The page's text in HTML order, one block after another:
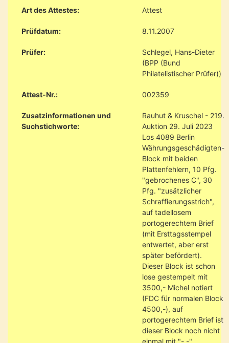
Art des Attestes: Attest
Prüfdatum: 8.11.2007
Prüfer:
Schlegel, Hans-Dieter
(BPP (Bund
Philatelistischer Prüfer))
Attest-Nr.: 002359
Zusatzinformationen und
Suchstichworte:
Rauhut & Kruschel - 219.
Auktion 29. Juli 2023
Los 4089 Berlin
Währungsgeschädigten-
Block mit beiden
Plattenfehlern, 10 Pfg.
"gebrochenes C", 30
Pfg. "zusätzlicher
Schraffierungsstrich",
auf tadellosem
portogerechtem Brief
(mit Ersttagsstempel
entwertet, aber erst
später befördert).
Dieser Block ist schon
lose gestempelt mit
3500,- Michel notiert
(FDC für normalen Block
4500,-), auf
portogerechtem Brief ist
dieser Block noch nicht
einmal mit "-.-"